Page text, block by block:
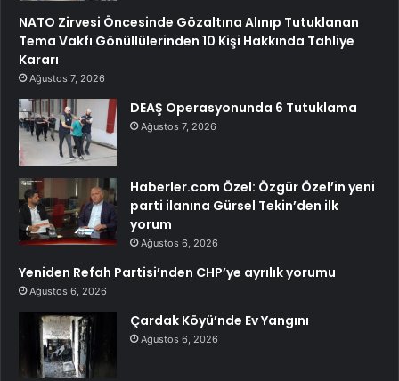
NATO Zirvesi Öncesinde Gözaltına Alınıp Tutuklanan
Tema Vakfı Gönüllülerinden 10 Kişi Hakkında Tahliye
Kararı
Ağustos 7, 2026
DEAŞ Operasyonunda 6 Tutuklama
Ağustos 7, 2026
Haberler.com Özel: Özgür Özel’in yeni
parti ilanına Gürsel Tekin’den ilk
yorum
Ağustos 6, 2026
Yeniden Refah Partisi’nden CHP’ye ayrılık yorumu
Ağustos 6, 2026
Çardak Köyü’nde Ev Yangını
Ağustos 6, 2026